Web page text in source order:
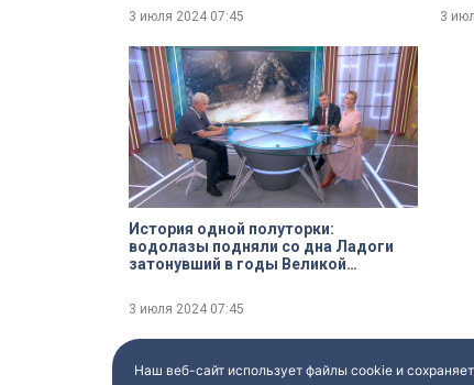
3 июля 2024 07:45 3
История одной полуторки:
водолазы подняли со дна Ладоги
затонувший в годы Великой
3 июля 2024 07:45
Наш веб-сайт использует файлы cookie и